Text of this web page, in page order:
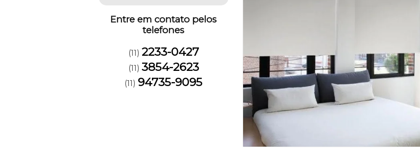
Entre em contato pelos
telefones
(11) 2233-0427
(11) 3854-2623
(11) 94735-9095